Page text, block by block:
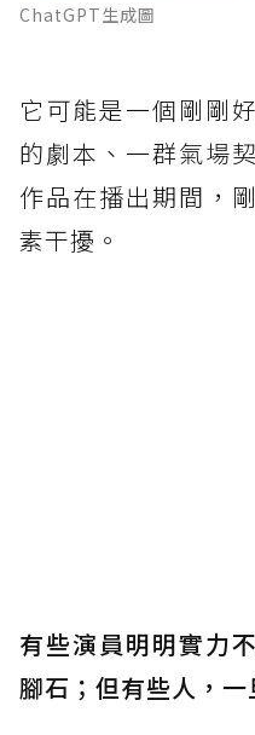
ChatGPT生成圖
它可能是一個剛剛
的劇本、一群氣場
作品在播出期間，
素干擾。
有些演員明明實力
腳石；但有些人，